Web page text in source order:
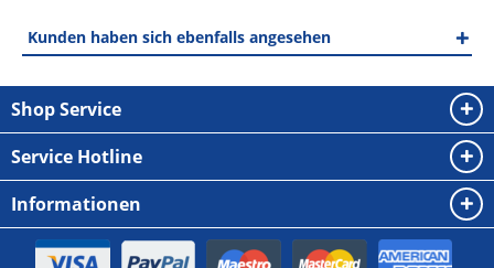
Kunden haben sich ebenfalls angesehen
Shop Service
Service Hotline
Informationen